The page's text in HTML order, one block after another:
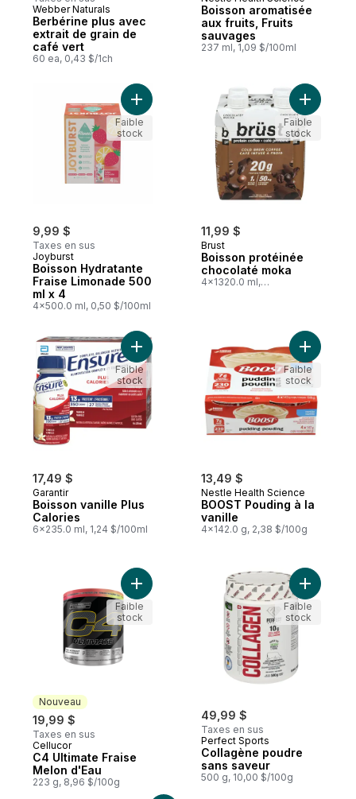
Webber Naturals
Berbérine plus avec
extrait de grain de
café vert
60 ea, 0,43 $/1ch
Boisson aromatisée
aux fruits, Fruits
sauvages
237 ml, 1,09 $/100ml
9,99 $
Taxes en sus
Joyburst
Boisson Hydratante
Fraise Limonade 500
ml x 4
4x500.0 ml, 0,50 $/100ml
Ajouter Boisson Hydratante Fraise
Faible
stock
11,99 $
Brust
Boisson protéinée
chocolaté moka
4x1320.0 ml,
Ajouter
Faible
stock
17,49 $
Garantir
Boisson vanille Plus
Calories
6x235.0 ml, 1,24 $/100ml
Ajouter Boisson vanille Plus Calories au
Faible
stock
13,49 $
Nestle Health Science
BOOST Pouding à la
vanille
4x142.0 g, 2,38 $/100g
Ajouter
Faible
stock
Nouveau
19,99 $
Taxes en sus
Nouveau
Cellucor
C4 Ultimate Fraise
Melon d'Eau
223 g, 8,96 $/100g
Ajouter C4 Ultimate Fraise Melon d'Eau
Faible
stock
49,99 $
Taxes en sus
Perfect Sports
Collagène poudre
sans saveur
500 g, 10,00 $/100g
Ajouter
Faible
stock